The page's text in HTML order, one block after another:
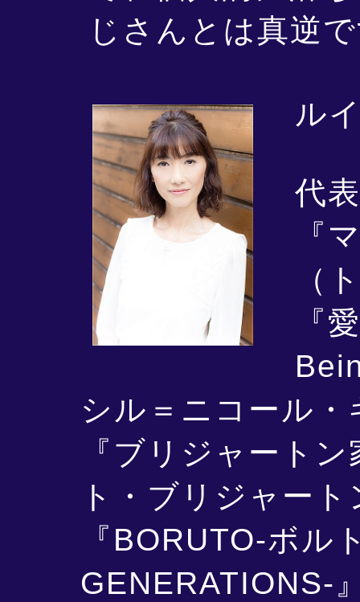
じさんとは真逆
ル
代
『
（
『
シル＝ニコール
『ブリジャート
ト・ブリジャート
『BORUTO-ボル
GENERATIONS-